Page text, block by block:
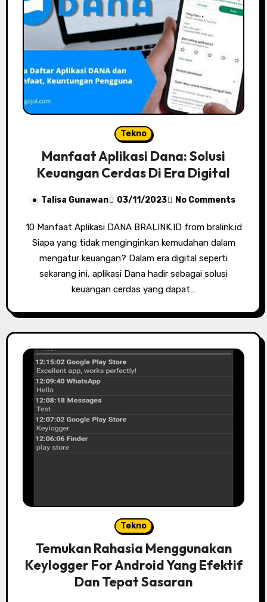
Tekno
Manfaat Aplikasi Dana: Solusi
Keuangan Cerdas Di Era Digital
Talisa Gunawan 03/11/2023 No Comments
10 Manfaat Aplikasi DANA BRALINK.ID from bralink.id
Siapa yang tidak menginginkan kemudahan dalam
mengatur keuangan? Dalam era digital seperti
sekarang ini, aplikasi Dana hadir sebagai solusi
keuangan cerdas yang dapat…
Tekno
Temukan Rahasia Menggunakan
Keylogger For Android Yang Efektif
Dan Tepat Sasaran